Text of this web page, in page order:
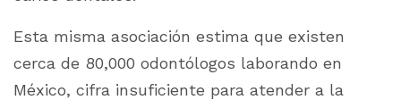
Esta misma asociación estima que existen
cerca de 80,000 odontólogos laborando en
México, cifra insuficiente para atender a la